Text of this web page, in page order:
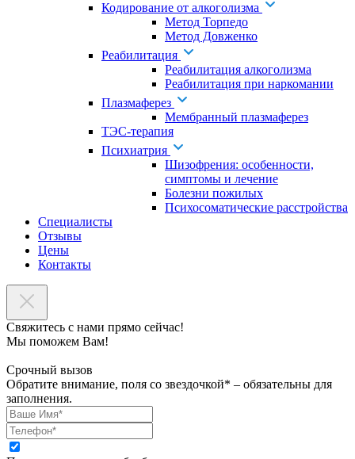
Кодирование от алкоголизма
Метод Торпедо
Метод Довженко
Реабилитация
Реабилитация алкоголизма
Реабилитация при наркомании
Плазмаферез
Мембранный плазмаферез
ТЭС-терапия
Психиатрия
Шизофрения: особенности,
симптомы и лечение
Болезни пожилых
Психосоматические расстройства
Специалисты
Отзывы
Цены
Контакты
Свяжитесь с нами прямо сейчас!
Мы поможем Вам!
Срочный вызов
Обратите внимание, поля со звездочкой* – обязательны для
заполнения.